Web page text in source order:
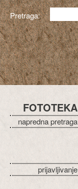
Pretraga:
FOTOTEKA
napredna pretraga
prijavljivanje